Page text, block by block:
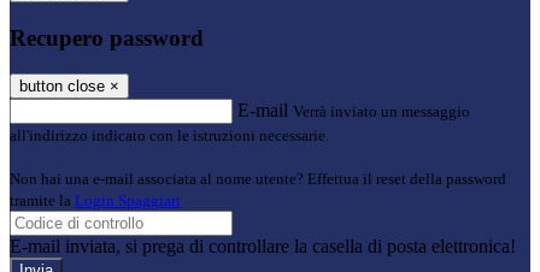
Recupero password
button close ×
E-mail Verrà inviato un messaggio
all'indirizzo indicato con le istruzioni necessarie.
Non hai una e-mail associata al nome utente? Effettua il reset della password
tramite la Login Spaggiari
E-mail inviata, si prega di controllare la casella di posta elettronica!